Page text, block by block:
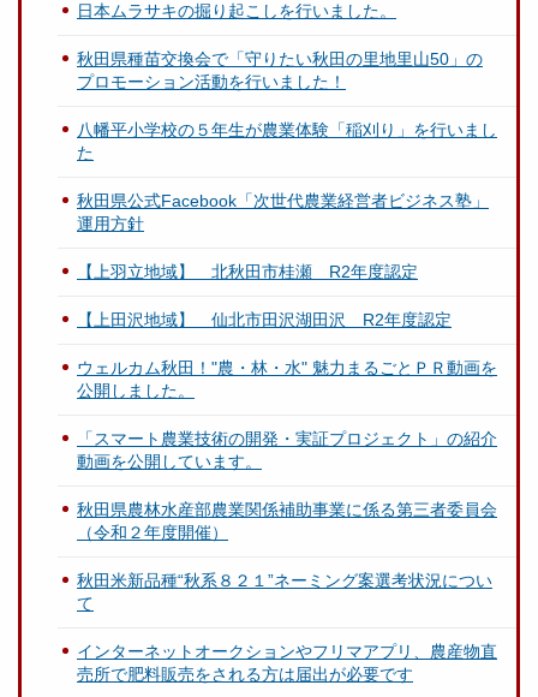
日本ムラサキの掘り起こしを行いました。
秋田県種苗交換会で「守りたい秋田の里地里山50」の
プロモーション活動を行いました！
八幡平小学校の５年生が農業体験「稲刈り」を行いまし
た
秋田県公式Facebook「次世代農業経営者ビジネス塾」
運用方針
【上羽立地域】 北秋田市桂瀬 R2年度認定
【上田沢地域】 仙北市田沢湖田沢 R2年度認定
ウェルカム秋田！"農・林・水" 魅力まるごとＰＲ動画を
公開しました。
「スマート農業技術の開発・実証プロジェクト」の紹介
動画を公開しています。
秋田県農林水産部農業関係補助事業に係る第三者委員会
（令和２年度開催）
秋田米新品種“秋系８２１”ネーミング案選考状況につい
て
インターネットオークションやフリマアプリ、農産物直
売所で肥料販売をされる方は届出が必要です